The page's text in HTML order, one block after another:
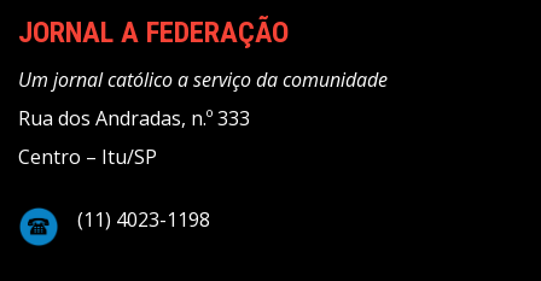
JORNAL A FEDERAÇÃO
Um jornal católico a serviço da comunidade
Rua dos Andradas, n.º 333
Centro – Itu/SP
(11) 4023-1198